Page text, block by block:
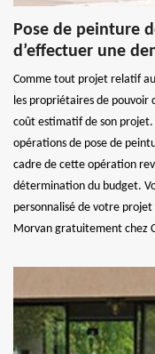
Pose de peinture
d’effectuer une
Comme tout projet relatif
les propriétaires de
coût estimatif de son projet.
opérations de pose de
cadre de cette opération
détermination du budget.
personnalisé de votre
Morvan gratuitement chez